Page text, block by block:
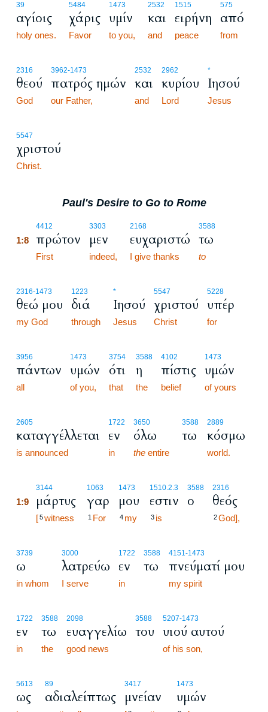
39
αγίοις
holy ones.
5484
χάρις
Favor
1473
υμίν
to you,
2532
και
and
1515
ειρήνη
peace
575
από
from
2316
θεού
God
3962-1473
πατρός ημών
our Father,
2532
και
and
2962
κυρίου
Lord
*
Ιησού
Jesus
5547
χριστού
Christ.
Paul's Desire to Go to Rome
4412
1:8 πρώτον
First
3303
μεν
indeed,
2168
ευχαριστώ
I give thanks
3588
τω
to
2316-1473
θεώ μου
my God
1223
διά
through
*
Ιησού
Jesus
5547
χριστού
Christ
5228
υπέρ
for
3956
πάντων
all
1473
υμών
of you,
3754
ότι
that
3588
η
the
4102
πίστις
belief
1473
υμών
of yours
2605
καταγγέλλεται
is announced
1722
εν
in
3650
όλω
the entire
3588
τω
2889
κόσμω
world.
3144
1:9 μάρτυς
[5witness
1063
γαρ
1 For
1473
μου
4 my
1510.2.3
εστιν
3 is
3588
ο
2316
θεός
2God],
3739
ω
in whom
3000
λατρεύω
I serve
1722
εν
in
3588
τω
4151-1473
πνεύματί μου
my spirit
1722
εν
in
3588
τω
the
2098
ευαγγελίω
good news
3588
του
5207-1473
υιού αυτού
of his son,
5613
ως
89
αδιαλείπτως
3417
μνείαν
1473
υμών